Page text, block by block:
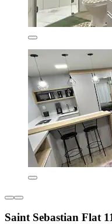
Saint Sebastian Flat